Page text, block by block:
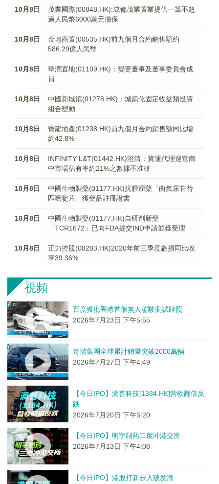
10月8日
茂業國際(00848.HK):成都茂業置業提供一筆不超
過人民幣6000萬元擔保
10月8日
金地商置(00535.HK)前九個月合約銷售額約
586.29億人民幣
10月8日
華潤置地(01109.HK)：變更董事及董事委員會成
員
10月8日
中國新城鎮(01278.HK)：城鎮化固定收益類投資
組合變動
10月8日
寶龍地產(01238.HK)前九個月合約銷售額同比增
約42.8%
10月8日
INFINITY L&T(01442.HK)澄清：貨運代理運營商
中市場佔有率約21%之數據不准確
10月8日
中國生物製藥(01177.HK)抗腫瘤藥「曲氟尿苷替
匹嘧啶片」獲藥品註冊證書
10月8日
中國生物製藥(01177.HK)自研創新藥
「TCR1672」已向FDA提交IND申請並獲受理
10月8日
正力控股(08283.HK)2020年前三季度虧損同比收
窄39.36%
視頻
百度獲批香港首個無人駕駛測試牌照
2026年7月23日 下午5:55
奇瑞集團全球累計銷量突破2000萬輛
2026年7月27日 下午4:49
【今日IPO】滴普科技[1384.HK]营收翻倍反
跌
2026年7月20日 下午5:20
【今日IPO】明宇制药二度冲港交所
2026年7月13日 下午4:08
【今日IPO】港股打新步入破发潮